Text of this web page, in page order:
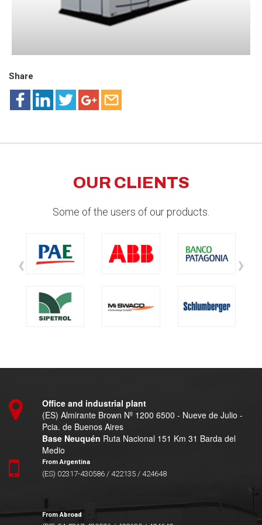
Share
OUR CLIENTS
Some of the users of our products.
‹ ›
Office and industrial plant
(ES) Almirante Brown Nº 1200 6500 - Nueve de Julio -
Pcia. de Buenos Aires
Base Neuquén Ruta Nacional 151 Km 31 Barda del
Medio
From Argentina
(ES) 02317-430586 / 422135 / 424648
From Abroad